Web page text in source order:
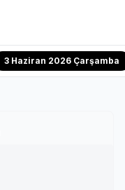
3 Haziran 2026 Çarşamba